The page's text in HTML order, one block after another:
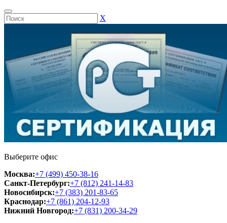
Х
Выберите офис
Москва:+7 (499) 450-38-16
Санкт-Петербург:+7 (812) 241-14-83
Новосибирск:+7 (383) 201-83-65
Краснодар:+7 (861) 204-12-93
Нижний Новгород:+7 (831) 200-34-29